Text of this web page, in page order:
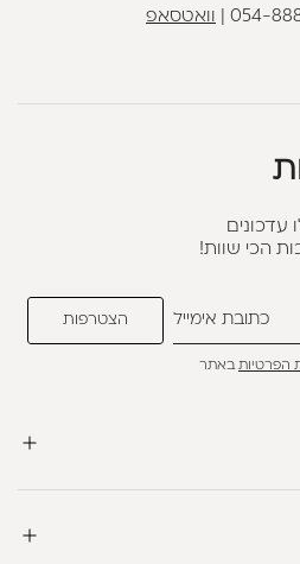
054- וואטסאפ
עדכונים
הכי שוות!
הפרטיותבאתר